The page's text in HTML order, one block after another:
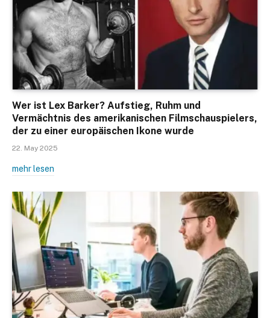
Wer ist Lex Barker? Aufstieg, Ruhm und
Vermächtnis des amerikanischen Filmschauspielers,
der zu einer europäischen Ikone wurde
22. May 2025
mehr lesen